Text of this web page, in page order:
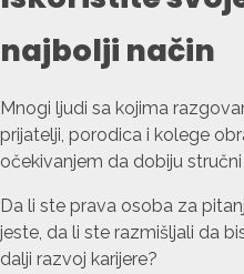
najbolji način
Mnogi ljudi sa kojima
prijatelji, porodica i kolege
očekivanjem da dobiju
Da li ste prava osoba za
jeste, da li ste razmišljali da
dalji razvoj karijere?